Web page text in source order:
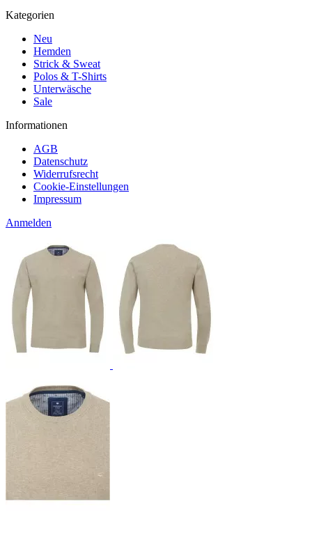
Kategorien
Neu
Hemden
Strick & Sweat
Polos & T-Shirts
Unterwäsche
Sale
Informationen
AGB
Datenschutz
Widerrufsrecht
Cookie-Einstellungen
Impressum
Anmelden